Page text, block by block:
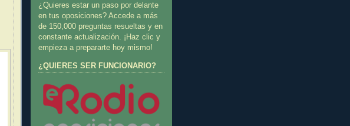
¿Quieres estar un paso por delante
en tus oposiciones? Accede a más
de 150,000 preguntas resueltas y en
constante actualización. ¡Haz clic y
empieza a prepararte hoy mismo!
¿QUIERES SER FUNCIONARIO?